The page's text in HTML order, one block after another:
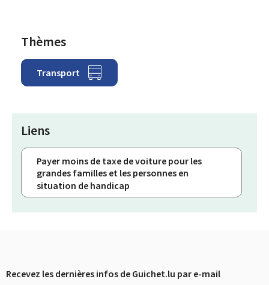
Thèmes
Transport
Liens
Payer moins de taxe de voiture pour les
grandes familles et les personnes en
situation de handicap
Recevez les dernières infos de Guichet.lu par e-mail